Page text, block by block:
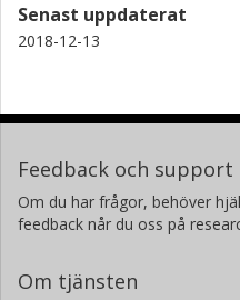
Senast uppdaterat
2018-12-13
Feedback och support
Om du har frågor, behöver
feedback når du oss på
Om tjänsten